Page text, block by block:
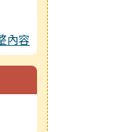
內容